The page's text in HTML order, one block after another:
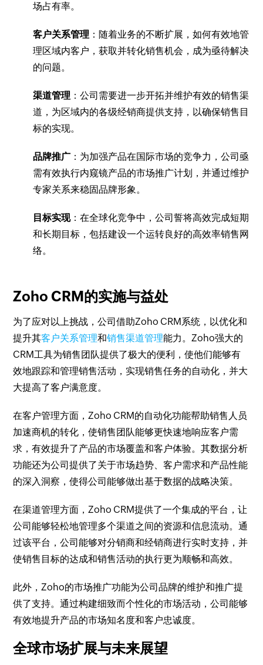
场占有率。
客户关系管理 ：随着业务的不断扩展，如何有效地管
理区域内客户，获取并转化销售机会，成为亟待解决
的问题。
渠道管理 ：公司需要进一步开拓并维护有效的销售渠
道，为区域内的各级经销商提供支持，以确保销售目
标的实现。
品牌推广 ：为加强产品在国际市场的竞争力，公司亟
需有效执行内窥镜产品的市场推广计划，并通过维护
专家关系来稳固品牌形象。
目标实现：在全球化竞争中，公司誓将高效完成短期
和长期目标，包括建设一个运转良好的高效率销售网
络。
Zoho CRM的实施与益处
为了应对以上挑战，公司借助Zoho CRM系统，以优化和
提升其客户关系管理和销售渠道管理能力。Zoho强大的
CRM工具为销售团队提供了极大的便利，使他们能够有
效地跟踪和管理销售活动，实现销售任务的自动化，并大
大提高了客户满意度。
在客户管理方面，Zoho CRM的自动化功能帮助销售人员
加速商机的转化，使销售团队能够更快速地响应客户需
求，有效提升了产品的市场覆盖和客户体验。其数据分析
功能还为公司提供了关于市场趋势、客户需求和产品性能
的深入洞察，使得公司能够做出基于数据的战略决策。
在渠道管理方面，Zoho CRM提供了一个集成的平台，让
公司能够轻松地管理多个渠道之间的资源和信息流动。通
过该平台，公司能够对分销商和经销商进行实时支持，并
使销售目标的达成和销售活动的执行更为顺畅和高效。
此外，Zoho的市场推广功能为公司品牌的维护和推广提
供了支持。通过构建细致而个性化的市场活动，公司能够
有效地提升产品的市场知名度和客户忠诚度。
全球市场扩展与未来展望